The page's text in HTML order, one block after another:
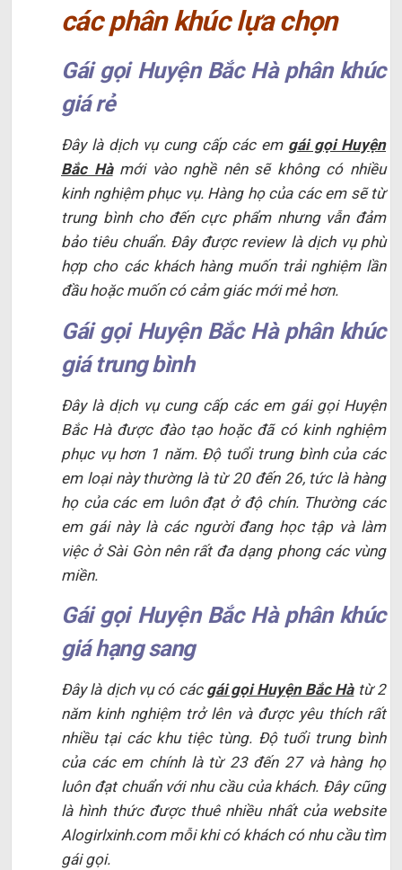
các phân khúc lựa chọn
Gái gọi Huyện Bắc Hà phân khúc
giá rẻ
Đây là dịch vụ cung cấp các em gái gọi Huyện
Bắc Hàmới vào nghề nên sẽ không có nhiều
kinh nghiệm phục vụ. Hàng họ của các em sẽ từ
trung bình cho đến cực phẩm nhưng vẫn đảm
bảo tiêu chuẩn. Đây được review là dịch vụ phù
hợp cho các khách hàng muốn trải nghiệm lần
đầu hoặc muốn có cảm giác mới mẻ hơn.
Gái gọi Huyện Bắc Hà phân khúc
giá trung bình
Đây là dịch vụ cung cấp các em gái gọi Huyện
Bắc Hà được đào tạo hoặc đã có kinh nghiệm
phục vụ hơn 1 năm. Độ tuổi trung bình của các
em loại này thường là từ 20 đến 26, tức là hàng
họ của các em luôn đạt ở độ chín. Thường các
em gái này là các người đang học tập và làm
việc ở Sài Gòn nên rất đa dạng phong các vùng
miền.
Gái gọi Huyện Bắc Hà phân khúc
giá hạng sang
Đây là dịch vụ có các gái gọi Huyện Bắc Hàtừ 2
năm kinh nghiệm trở lên và được yêu thích rất
nhiều tại các khu tiệc tùng. Độ tuổi trung bình
của các em chính là từ 23 đến 27 và hàng họ
luôn đạt chuẩn với nhu cầu của khách. Đây cũng
là hình thức được thuê nhiều nhất của website
Alogirlxinh.com mỗi khi có khách có nhu cầu tìm
gái gọi.